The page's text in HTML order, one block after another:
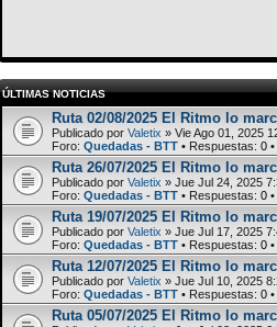
ÚLTIMAS NOTICIAS
Ruta 02/08/2025 El Ritmo lo
Publicado por Valetix » Vie Ago 01, 2025
Foro: Quedadas - BTT• Respuestas: 0•
Ruta 26/07/2025 El Ritmo lo
Publicado por Valetix » Jue Jul 24, 2025
Foro: Quedadas - BTT• Respuestas: 0•
Ruta 19/07/2025 El Ritmo lo
Publicado por Valetix » Jue Jul 17, 2025
Foro: Quedadas - BTT• Respuestas: 0•
Ruta 12/07/2025 El Ritmo lo
Publicado por Valetix » Jue Jul 10, 2025
Foro: Quedadas - BTT• Respuestas: 0•
Ruta 05/07/2025 El Ritmo lo